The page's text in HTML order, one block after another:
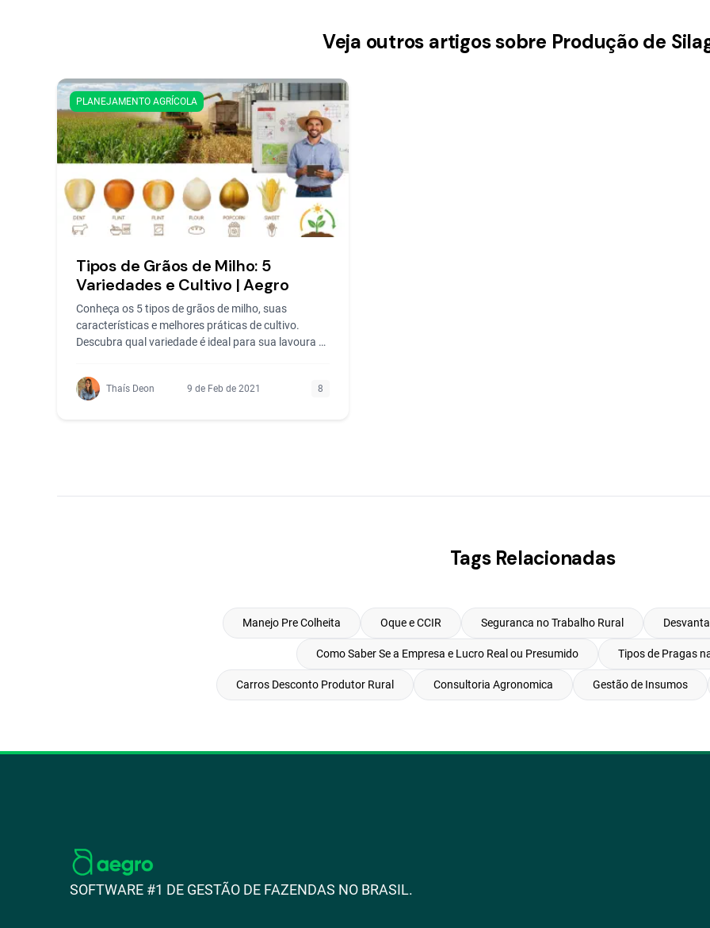
Veja outros artigos sobre Produção de
PLANEJAMENTO AGRÍCOLA
Tipos de Grãos de Milho: 5
Variedades e Cultivo | Aegro
Conheça os 5 tipos de grãos de milho, suas
características e melhores práticas de cultivo.
Descubra qual variedade é ideal para sua lavoura e
Thaís Deon 9 de Feb de 2021 8
Tags Relacionadas
Manejo Pre Colheita Oque e CCIR Seguranca no Trabalho Rural
Como Saber Se a Empresa e Lucro Real ou Presumido Tipos de Pragas
Carros Desconto Produtor Rural Consultoria Agronomica Gestão de Insumos
SOFTWARE #1 DE GESTÃO DE FAZENDAS NO BRASIL.